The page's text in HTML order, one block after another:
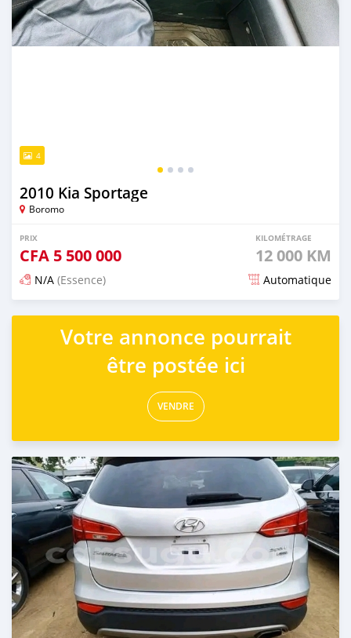
4
2010 Kia Sportage
Boromo
PRIX
CFA 5 500 000
KILOMÉTRAGE
12 000 KM
N/A (Essence) Automatique
Publié il y a 12 mois
Votre annonce pourrait
être postée ici
VENDRE